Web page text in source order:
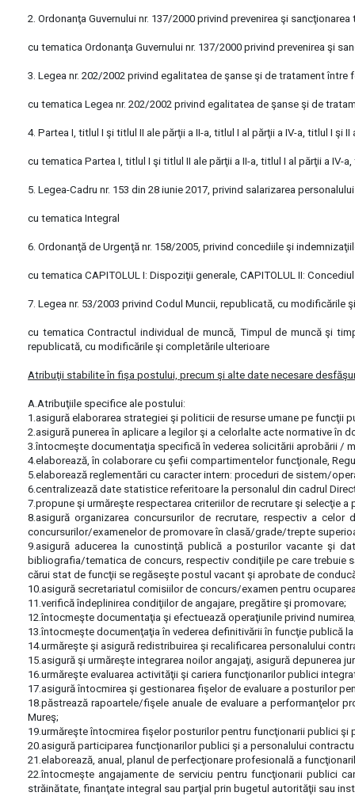
2. Ordonanţa Guvernului nr. 137/2000 privind prevenirea şi
cu tematica Ordonanţa Guvernului nr. 137/2000 privind prevenirea şi
3. Legea nr. 202/2002 privind egalitatea de şanse şi de tratament
cu tematica Legea nr. 202/2002 privind egalitatea de şanse şi de
4. Partea I, titlul I şi titlul II ale părţii a II-a, titlul I al părţii a IV-a, titlul I şi
cu tematica Partea I, titlul I şi titlul II ale părţii a II-a, titlul I al părţii a IV-
5. Legea-Cadru nr. 153 din 28 iunie 2017, privind salarizarea
cu tematica Integral
6. Ordonanţă de Urgenţă nr. 158/2005, privind concediile şi
cu tematica CAPITOLUL I: Dispoziţii generale, CAPITOLUL II:
7. Legea nr. 53/2003 privind Codul Muncii, republicată, cu modificările
cu tematica Contractul individual de muncă, Timpul de muncă şi
republicată, cu modificările şi completările ulterioare
Atribuţii stabilite în fişa postului, precum şi alte date necesare
A.Atribuţiile specifice ale postului:
1.asigură elaborarea strategiei şi politicii de resurse umane pe funcţii
2.asigură punerea în aplicare a legilor şi a celorlalte acte normative
3.întocmeşte documentaţia specifică în vederea solicitării aprobării /
4.elaborează, în colaborare cu şefii compartimentelor funcţionale,
5.elaborează reglementări cu caracter intern: proceduri de sistem/
6.centralizează date statistice referitoare la personalul din cadrul
7.propune şi urmăreşte respectarea criteriilor de recrutare şi selecţie a
8.asigură organizarea concursurilor de recrutare, respectiv a
concursurilor/examenelor de promovare în clasă/grade/trepte
9.asigură aducerea la cunostinţă publică a posturilor vacante şi
bibliografia/tematica de concurs, respectiv condiţiile pe care trebuie
cărui stat de funcţii se regăseşte postul vacant şi aprobate de
10.asigură secretariatul comisiilor de concurs/examen pentru
11.verifică îndeplinirea condiţiilor de angajare, pregătire şi promovare;
12.întocmeşte documentaţia şi efectuează operaţiunile privind
13.întocmeşte documenţaţia în vederea definitivării în funcţie publică
14.urmăreşte şi asigură redistribuirea şi recalificarea personalului
15.asigură şi urmăreşte integrarea noilor angajaţi, asigură depunerea
16.urmăreşte evaluarea activităţii şi cariera funcţionarilor publici
17.asigură întocmirea şi gestionarea fişelor de evaluare a posturilor
18.păstrează rapoartele/fişele anuale de evaluare a performanţelor
Mureş;
19.urmăreşte întocmirea fişelor posturilor pentru funcţionarii publici
20.asigură participarea funcţionarilor publici şi a personalului
21.elaborează, anual, planul de perfecţionare profesională a
22.întocmeşte angajamente de serviciu pentru funcţionarii publici
străinătate, finanţate integral sau parţial prin bugetul autorităţii sau